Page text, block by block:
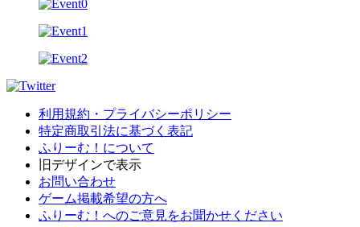
利用規約・プライバシーポリシー
特定商取引法に基づく表記
ふりーむ！について
旧デザインで表示
お問い合わせ
ゲーム掲載希望の方へ
ふりーむ！へのご意見をお聞かせください